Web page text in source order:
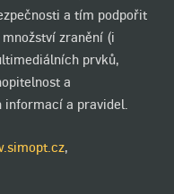
a tím podpořit
zranění (i
prvků,
a
a pravidel.
,